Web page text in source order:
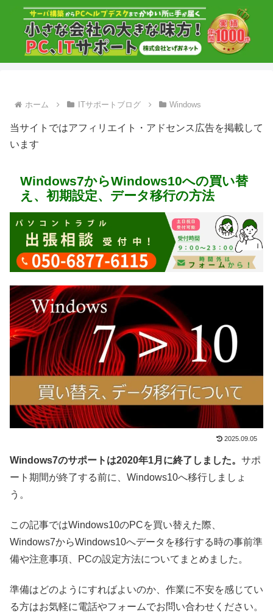
ホーム ITサポートブログ Windows
当サイトではアフィリエイト・アドセンス広告を掲載して
います
Windows7からWindows10への買い替
え、初期設定、データ移行の方法
2025.09.05
Windows7のサポートは2020年1月に終了しました。 サポ
ート期間が終了する前に、Windows10へ移行しましょ
う。
この記事ではWindows10のPCを買い替えた際、
Windows7からWindows10へデータを移行する時の事前準
備や注意事項、PCの設定方法についてまとめました。
準備はどのようにすればよいのか、作業に不安を感じてい
る方はお気軽に電話やフォームでお問い合わせください。